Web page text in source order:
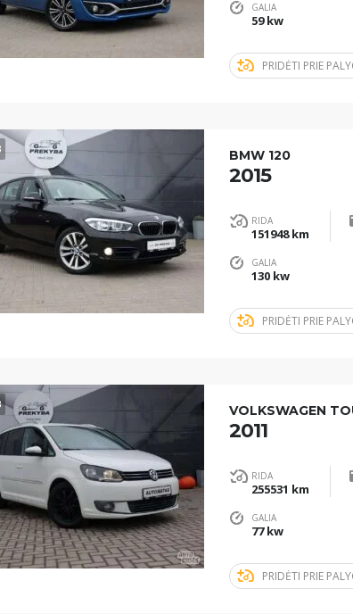
GALIA
59 kw
PRIDĖTI PRIE
BMW 120
2015
RIDA
151948 km
GALIA
130 kw
PRIDĖTI PRIE
VOLKSWAGEN
2011
RIDA
255531 km
GALIA
77 kw
PRIDĖTI PRIE